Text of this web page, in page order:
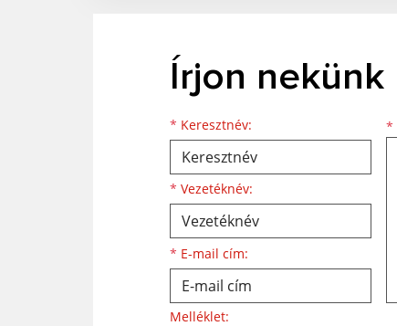
Írjon nekünk
* Keresztnév:
Keresztnév
* Vezetéknév:
Vezetéknév
* E-mail cím:
E-mail cím *
Melléklet: